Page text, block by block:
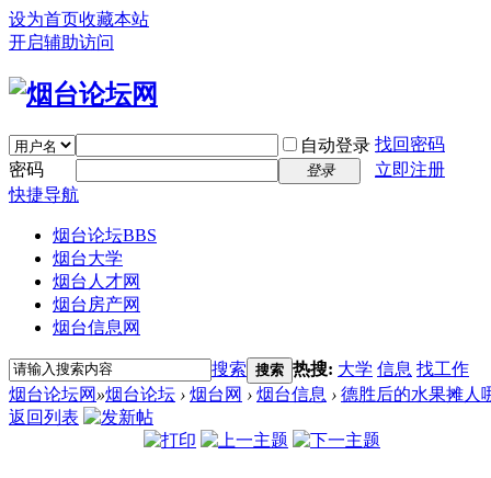
设为首页收藏本站
开启辅助访问
自动登录 找回密码
密码
登录
立即注册
快捷导航
烟台论坛BBS
烟台大学
烟台人才网
烟台房产网
烟台信息网
搜索 搜索 热搜: 大学 信息 找工作
烟台论坛网 »烟台论坛 › 烟台网 › 烟台信息 › 德胜后的水果摊人
返回列表